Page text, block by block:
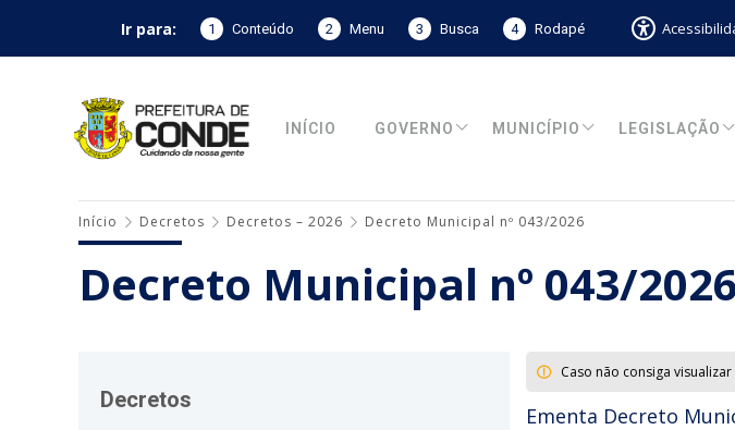
Ir para: 1 Conteúdo 2 Menu 3 Busca 4 Rodapé
INÍCIO GOVERNO MUNICÍPIO LEGISLAÇÃO
Início Decretos Decretos – 2026 Decreto Municipal nº 043/2026
Decreto Municipal nº 043/2026
Decretos
Caso não consiga
Ementa Decreto